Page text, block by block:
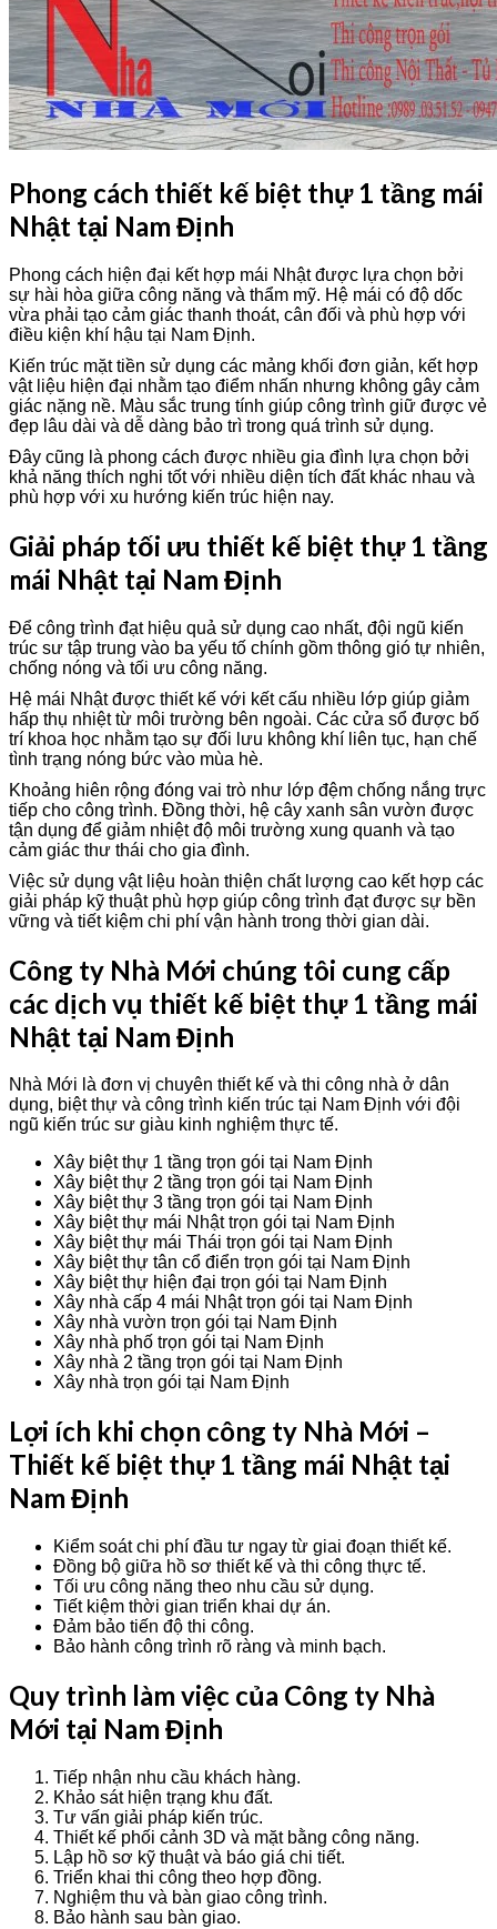
Phong cách thiết kế biệt thự 1 tầng mái
Nhật tại Nam Định
Phong cách hiện đại kết hợp mái Nhật được lựa chọn bởi
sự hài hòa giữa công năng và thẩm mỹ. Hệ mái có độ dốc
vừa phải tạo cảm giác thanh thoát, cân đối và phù hợp với
điều kiện khí hậu tại Nam Định.
Kiến trúc mặt tiền sử dụng các mảng khối đơn giản, kết hợp
vật liệu hiện đại nhằm tạo điểm nhấn nhưng không gây cảm
giác nặng nề. Màu sắc trung tính giúp công trình giữ được vẻ
đẹp lâu dài và dễ dàng bảo trì trong quá trình sử dụng.
Đây cũng là phong cách được nhiều gia đình lựa chọn bởi
khả năng thích nghi tốt với nhiều diện tích đất khác nhau và
phù hợp với xu hướng kiến trúc hiện nay.
Giải pháp tối ưu thiết kế biệt thự 1 tầng
mái Nhật tại Nam Định
Để công trình đạt hiệu quả sử dụng cao nhất, đội ngũ kiến
trúc sư tập trung vào ba yếu tố chính gồm thông gió tự nhiên,
chống nóng và tối ưu công năng.
Hệ mái Nhật được thiết kế với kết cấu nhiều lớp giúp giảm
hấp thụ nhiệt từ môi trường bên ngoài. Các cửa sổ được bố
trí khoa học nhằm tạo sự đối lưu không khí liên tục, hạn chế
tình trạng nóng bức vào mùa hè.
Khoảng hiên rộng đóng vai trò như lớp đệm chống nắng trực
tiếp cho công trình. Đồng thời, hệ cây xanh sân vườn được
tận dụng để giảm nhiệt độ môi trường xung quanh và tạo
cảm giác thư thái cho gia đình.
Việc sử dụng vật liệu hoàn thiện chất lượng cao kết hợp các
giải pháp kỹ thuật phù hợp giúp công trình đạt được sự bền
vững và tiết kiệm chi phí vận hành trong thời gian dài.
Công ty Nhà Mới chúng tôi cung cấp
các dịch vụ thiết kế biệt thự 1 tầng mái
Nhật tại Nam Định
Nhà Mới là đơn vị chuyên thiết kế và thi công nhà ở dân
dụng, biệt thự và công trình kiến trúc tại Nam Định với đội
ngũ kiến trúc sư giàu kinh nghiệm thực tế.
Xây biệt thự 1 tầng trọn gói tại Nam Định
Xây biệt thự 2 tầng trọn gói tại Nam Định
Xây biệt thự 3 tầng trọn gói tại Nam Định
Xây biệt thự mái Nhật trọn gói tại Nam Định
Xây biệt thự mái Thái trọn gói tại Nam Định
Xây biệt thự tân cổ điển trọn gói tại Nam Định
Xây biệt thự hiện đại trọn gói tại Nam Định
Xây nhà cấp 4 mái Nhật trọn gói tại Nam Định
Xây nhà vườn trọn gói tại Nam Định
Xây nhà phố trọn gói tại Nam Định
Xây nhà 2 tầng trọn gói tại Nam Định
Xây nhà trọn gói tại Nam Định
Lợi ích khi chọn công ty Nhà Mới –
Thiết kế biệt thự 1 tầng mái Nhật tại
Nam Định
Kiểm soát chi phí đầu tư ngay từ giai đoạn thiết kế.
Đồng bộ giữa hồ sơ thiết kế và thi công thực tế.
Tối ưu công năng theo nhu cầu sử dụng.
Tiết kiệm thời gian triển khai dự án.
Đảm bảo tiến độ thi công.
Bảo hành công trình rõ ràng và minh bạch.
Quy trình làm việc của Công ty Nhà
Mới tại Nam Định
Tiếp nhận nhu cầu khách hàng.
Khảo sát hiện trạng khu đất.
Tư vấn giải pháp kiến trúc.
Thiết kế phối cảnh 3D và mặt bằng công năng.
Lập hồ sơ kỹ thuật và báo giá chi tiết.
Triển khai thi công theo hợp đồng.
Nghiệm thu và bàn giao công trình.
Bảo hành sau bàn giao.